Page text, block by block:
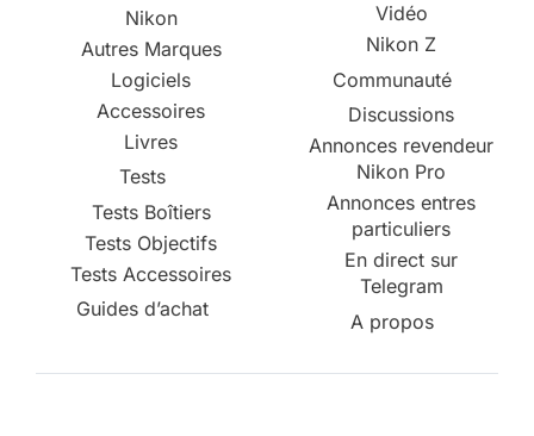
Nikon
Autres Marques
Logiciels
Accessoires
Livres
Tests
Tests Boîtiers
Tests Objectifs
Tests Accessoires
Guides d’achat
Vidéo
Nikon Z
Communauté
Discussions
Annonces revendeur
Nikon Pro
Annonces entres
particuliers
En direct sur
Telegram
A propos